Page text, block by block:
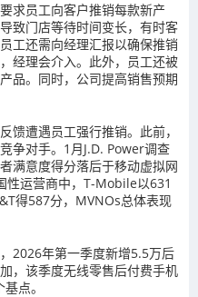
求员工向客户推销每款新产
致门店等待时间变长，有时客
工还需向经理汇报以确保推销
经理会介入。此外，员工还被
品。同时，公司提高销售预期
馈遭遇员工强行推销。此前，
争对手。1月J.D. Power调查
满意度得分落后于移动虚拟网
性运营商中，T-Mobile以631
得587分，MVNOs总体表现
2026年第一季度新增5.5万后
，该季度无线零售后付费手机
点。